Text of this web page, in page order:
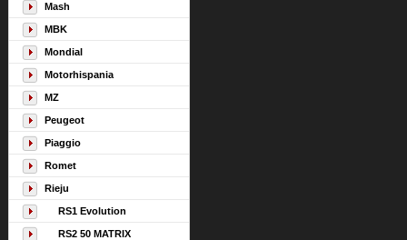
Mash
MBK
Mondial
Motorhispania
MZ
Peugeot
Piaggio
Romet
Rieju
RS1 Evolution
RS2 50 MATRIX